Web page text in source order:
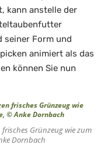
kann anstelle der
Form und
animiert als das
können Sie nun
Grünzeug wie zum
Dornbach